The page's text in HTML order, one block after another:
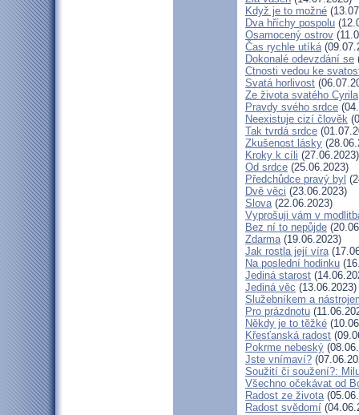
Když je to možné
Dva hříchy pospolu
Osamocený ostrov
Čas rychle utíká
Dokonalé odevzdání se
Ctnosti vedou ke
Svatá horlivost
Ze života svatého Cyrila
Pravdy svého srdce
Neexistuje cizí člověk
Tak tvrdá srdce
Zkušenost lásky
Kroky k cíli (27.06.2023)
Od srdce (25.06.2023)
Předchůdce pravý byl
Dvě věci (23.06.2023)
Slova(22.06.2023)
Vyprošuji vám v
Bez ní to nepůjde
Zdarma(19.06.2023)
Jak rostla její víra
Na poslední hodinku
Jediná starost
Jediná věc (13.06.2023)
Služebníkem a
Pro prázdnotu
Někdy je to těžké
Křesťanská radost
Pokrme nebeský
Jste vnímaví?
Soužití či soužení?:
Všechno očekávat od
Radost ze života
Radost svědomí